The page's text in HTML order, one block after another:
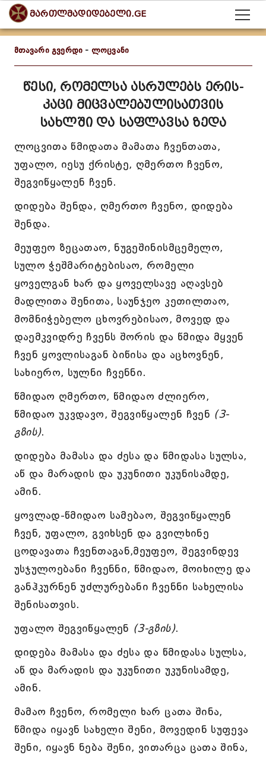
მართლმადიდებელი.GE
მთავარი გვერდი - ლოცვანი
წესი, რომელსა ასრულებს ერის-
კაცი მიცვალებულისათვის
სახლში და საფლავსა ზედა
ლოცვითა წმიდათა მამათა ჩვენთათა,
უფალო, იესუ ქრისტე, ღმერთო ჩვენო,
შეგვიწყალენ ჩვენ.
დიდება შენდა, ღმერთო ჩვენო, დიდება
შენდა.
მეუფეო ზეცათაო, ნუგეშინისმცემელო,
სულო ჭეშმარიტებისაო, რომელი
ყოველგან ხარ და ყოველსავე აღავსებ
მადლითა შენითა, საუნჯეო კეთილთაო,
მომნიჭებელო ცხოვრებისაო, მოვედ და
დაემკვიდრე ჩვენს შორის და წმიდა მყვენ
ჩვენ ყოვლისაგან ბიწისა და აცხოვნენ,
სახიერო, სულნი ჩვენნი.
წმიდაო ღმერთო, წმიდაო ძლიერო,
წმიდაო უკვდავო, შეგვიწყალენ ჩვენ (3-
გზის).
დიდება მამასა და ძესა და წმიდასა სულსა,
აწ და მარადის და უკუნითი უკუნისამდე,
ამინ.
ყოვლად-წმიდაო სამებაო, შეგვიწყალენ
ჩვენ, უფალო, გვიხსენ და გვილხინე
ცოდავათა ჩვენთაგან,მეუფეო, შეგვინდევ
უსჯულოებანი ჩვენნი, წმიდაო, მოიხილე და
განჰკურნენ უძლურებანი ჩვენნი სახელისა
შენისათვის.
უფალო შეგვიწყალენ (3-გზის).
დიდება მამასა და ძესა და წმიდასა სულსა,
აწ და მარადის და უკუნითი უკუნისამდე,
ამინ.
მამაო ჩვენო, რომელი ხარ ცათა შინა,
წმიდა იყავნ სახელი შენი, მოვედინ სუფევა
შენი, იყავნ ნება შენი, ვითარცა ცათა შინა,